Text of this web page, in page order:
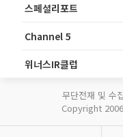
스페셜리포트
Channel 5
위너스IR클럽
무단전재 및 수
Copyright